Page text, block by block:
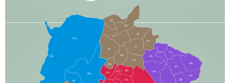
CO
AQ
MI
CX
RI
AL
CR
FI
SG
BA
CA
PA
CH CL
PB
SE
AG
RO
JG
IN
RN
CN
AT
PG
SO
LA